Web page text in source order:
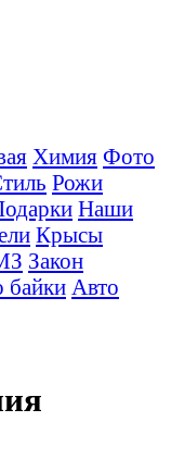
Химия Фото
Рожи
Наши
Крысы
Закон
байки Авто